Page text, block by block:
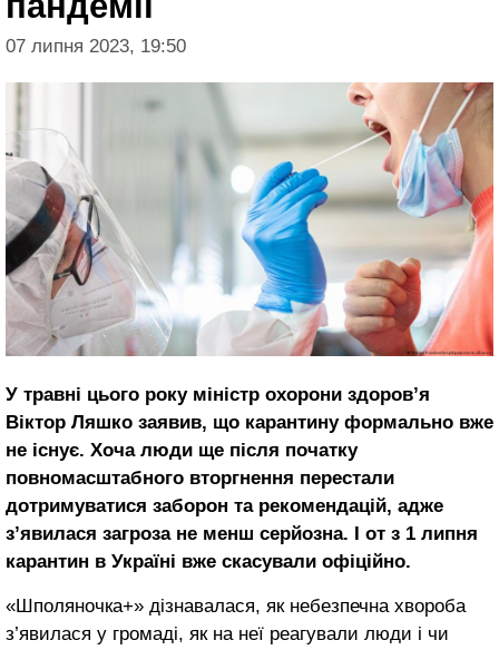
07 липня 2023, 19:50
У травні цього року міністр охорони здоров’я
Віктор Ляшко заявив, що карантину формально вже
не існує. Хоча люди ще після початку
повномасштабного вторгнення перестали
дотримуватися заборон та рекомендацій, адже
з’явилася загроза не менш серйозна. І от з 1 липня
карантин в Україні вже скасували офіційно.
«Шполяночка+» дізнавалася, як небезпечна хвороба
з’явилася у громаді, як на неї реагували люди і чи